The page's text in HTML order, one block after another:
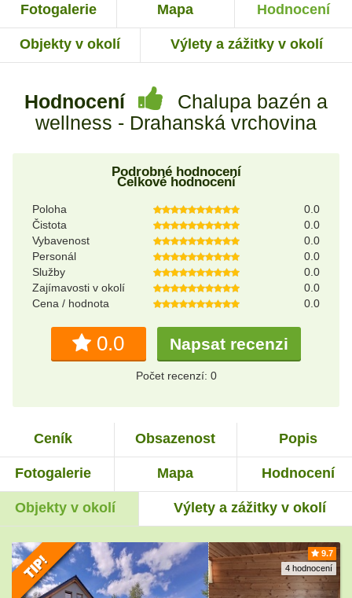
Fotogalerie Mapa Hodnocení
Objekty v okolí Výlety a zážitky v okolí
Hodnocení
Chalupa bazén a
wellness - Drahanská vrchovina
Podrobné hodnocení
Celkové hodnocení
Poloha
0.0
Čistota
0.0
Vybavenost
0.0
Personál
0.0
Služby
0.0
Zajímavosti v okolí
0.0
Cena / hodnota
0.0
0.0 Napsat recenzi
Počet recenzí: 0
Ceník Obsazenost Popis
Fotogalerie Mapa Hodnocení
Objekty v okolí Výlety a zážitky v okolí
9.7
4 hodnocení